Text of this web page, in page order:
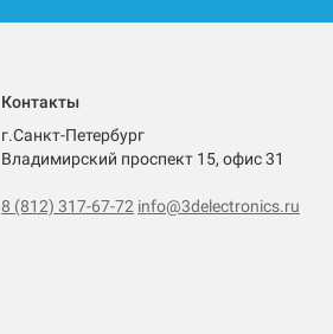
Контакты
г.Санкт-Петербург
Владимирский проспект 15, офис 31
8 (812) 317-67-72 info@3delectronics.ru